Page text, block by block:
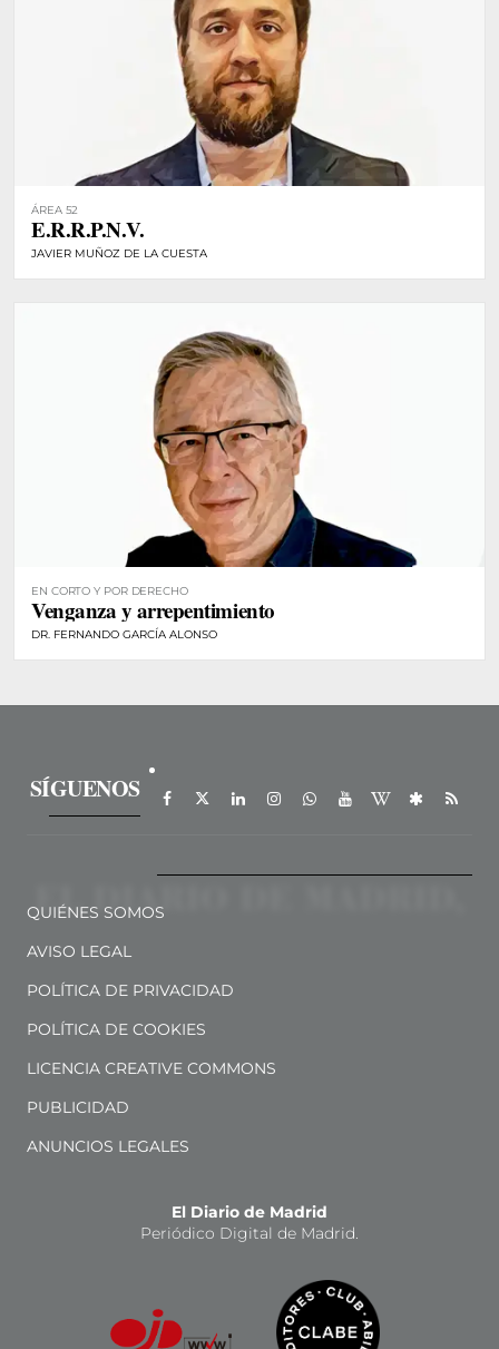
ÁREA 52
E.R.R.P.N.V.
JAVIER MUÑOZ DE LA CUESTA
EN CORTO Y POR DERECHO
Venganza y arrepentimiento
DR. FERNANDO GARCÍA ALONSO
SÍGUENOS
QUIÉNES SOMOS
AVISO LEGAL
POLÍTICA DE PRIVACIDAD
POLÍTICA DE COOKIES
LICENCIA CREATIVE COMMONS
PUBLICIDAD
ANUNCIOS LEGALES
El Diario de Madrid
Periódico Digital de Madrid.